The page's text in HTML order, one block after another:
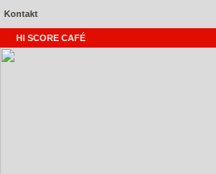
Kontakt
HI SCORE CAFÉ